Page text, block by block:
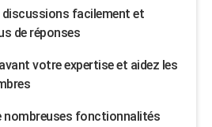
discussions facilement et
de réponses
votre expertise et aidez les
nombreuses fonctionnalités